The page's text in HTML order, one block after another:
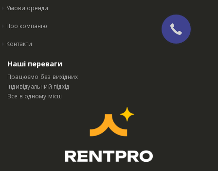
Умови оренди
Про компанію
Контакти
Наші переваги
Працюємо без вихідних
Індивідуальний підхід
Все в одному місці